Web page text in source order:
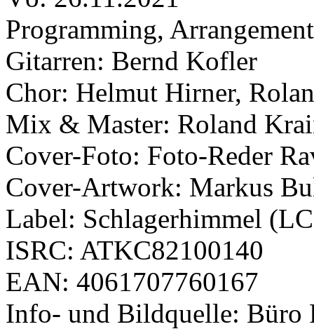
Programming,
Gitarren: Bernd Kofler
Chor: Helmut Hirner,
Mix & Master: Roland
Cover-Foto: Foto-Reder
Cover-Artwork: Markus
Label: Schlagerhimmel
ISRC: ATKC82100140
EAN: 4061707760167
Info- und Bildquelle: Büro